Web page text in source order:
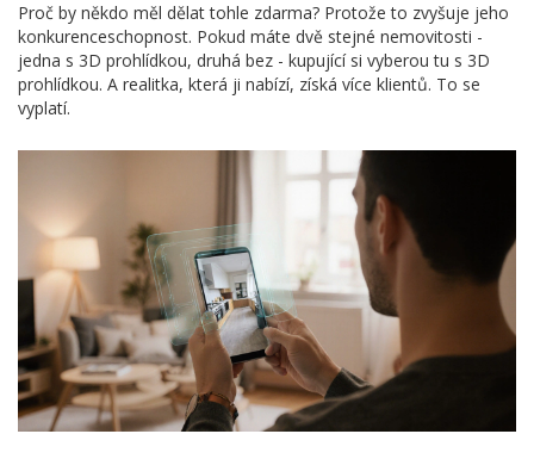
Proč by někdo měl dělat tohle zdarma? Protože to zvyšuje jeho
konkurenceschopnost. Pokud máte dvě stejné nemovitosti -
jedna s 3D prohlídkou, druhá bez - kupující si vyberou tu s 3D
prohlídkou. A realitka, která ji nabízí, získá více klientů. To se
vyplatí.